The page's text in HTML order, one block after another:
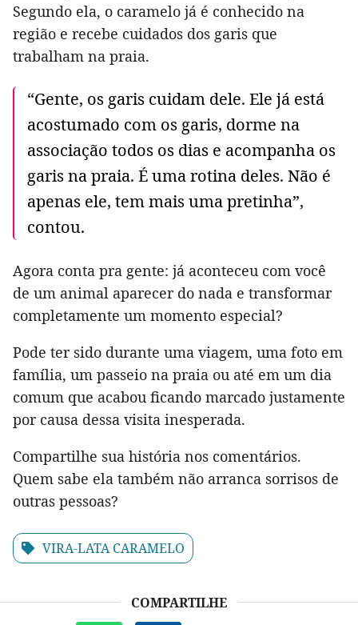
Segundo ela, o caramelo já é conhecido na
região e recebe cuidados dos garis que
trabalham na praia.
“Gente, os garis cuidam dele. Ele já está
acostumado com os garis, dorme na
associação todos os dias e acompanha os
garis na praia. É uma rotina deles. Não é
apenas ele, tem mais uma pretinha”,
contou.
Agora conta pra gente: já aconteceu com você
de um animal aparecer do nada e transformar
completamente um momento especial?
Pode ter sido durante uma viagem, uma foto em
família, um passeio na praia ou até em um dia
comum que acabou ficando marcado justamente
por causa dessa visita inesperada.
Compartilhe sua história nos comentários.
Quem sabe ela também não arranca sorrisos de
outras pessoas?
VIRA-LATA CARAMELO
COMPARTILHE